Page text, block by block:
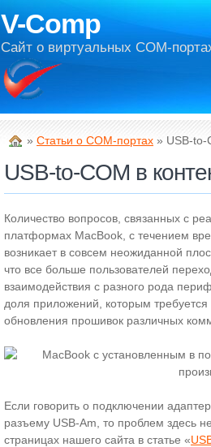
V-Comp
Сайт о виртуальных COM-
» Статьи о COM-портах » USB-to-
USB-to-COM в
Количество вопросов, связанных с
платформах MacBook, с течением
возникает в совсем неожиданной
что все больше поль­зо­ва­те­лей
взаимодействия с разного рода
доля приложений, которым
обновления прошивок различных
Если говорить о подключении
разъему USB-Am, то проблем здесь
страницах нашего сайта в статье «